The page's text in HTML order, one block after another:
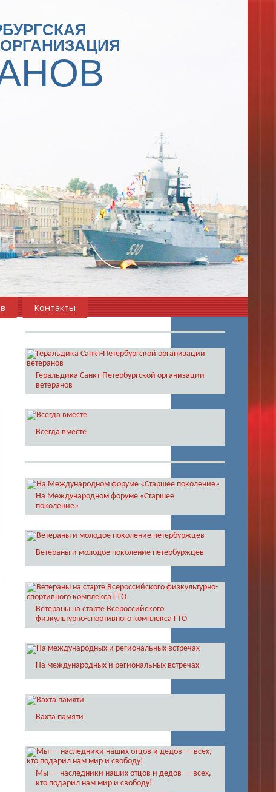
Контакты
Геральдика Санкт-Петербургской организации
ветеранов
Всегда вместе
На Международном форуме «Старшее
поколение»
Ветераны и молодое поколение петербуржцев
Ветераны на старте Всероссийского
физкультурно-спортивного комплекса ГТО
На международных и региональных встречах
Вахта памяти
Мы — наследники наших отцов и дедов — всех,
кто подарил нам мир и свободу!